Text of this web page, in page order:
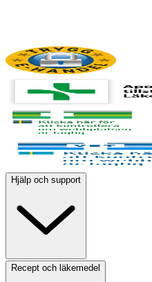
Hjälp och support
Recept och läkemedel